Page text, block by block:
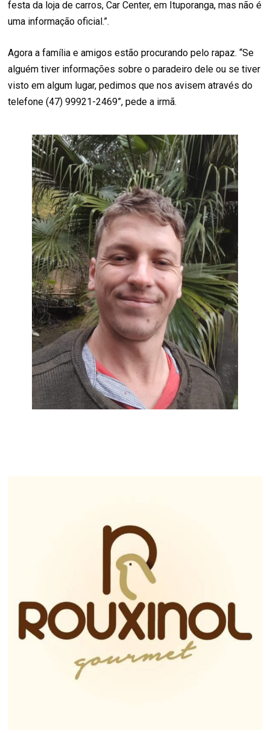
festa da loja de carros, Car Center, em Ituporanga, mas não é
uma informação oficial.”.
Agora a família e amigos estão procurando pelo rapaz. “Se
alguém tiver informações sobre o paradeiro dele ou se tiver
visto em algum lugar, pedimos que nos avisem através do
telefone (47) 99921-2469”, pede a irmã.